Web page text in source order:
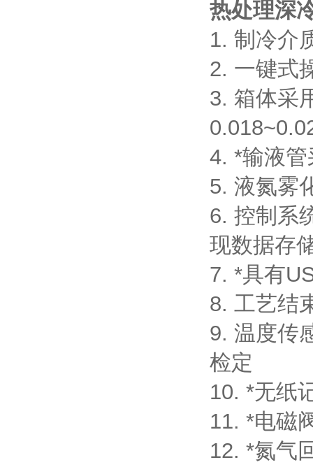
热处理深
1. 制冷介
2. 一键式
3. 箱体采
4. *输液
5. 液氮雾
6. 控制系
现数据存
7. *具有
8. 工艺结
9. 温度传
检定
10. *无纸
11. *电磁
12. *氮气